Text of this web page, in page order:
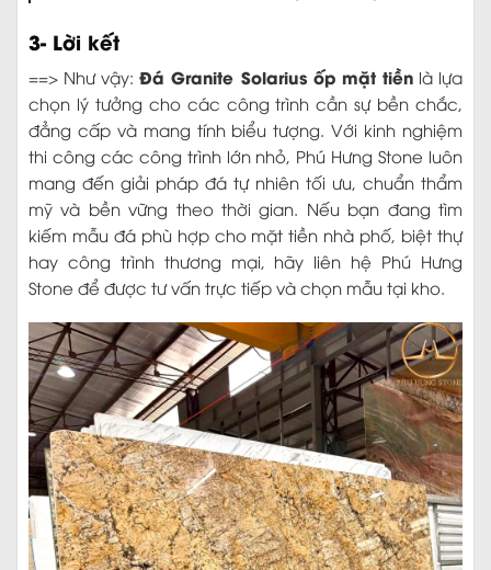
đẳng cấp và mang tính biểu tượng. Với kinh nghiệm
thi công các công trình lớn nhỏ, Phú Hưng Stone luôn
mang đến giải pháp đá tự nhiên tối ưu, chuẩn thẩm
mỹ và bền vững theo thời gian. Nếu bạn đang tìm
kiếm mẫu đá phù hợp cho mặt tiền nhà phố, biệt thự
hay công trình thương mại, hãy liên hệ Phú Hưng
Stone để được tư vấn trực tiếp và chọn mẫu tại kho.